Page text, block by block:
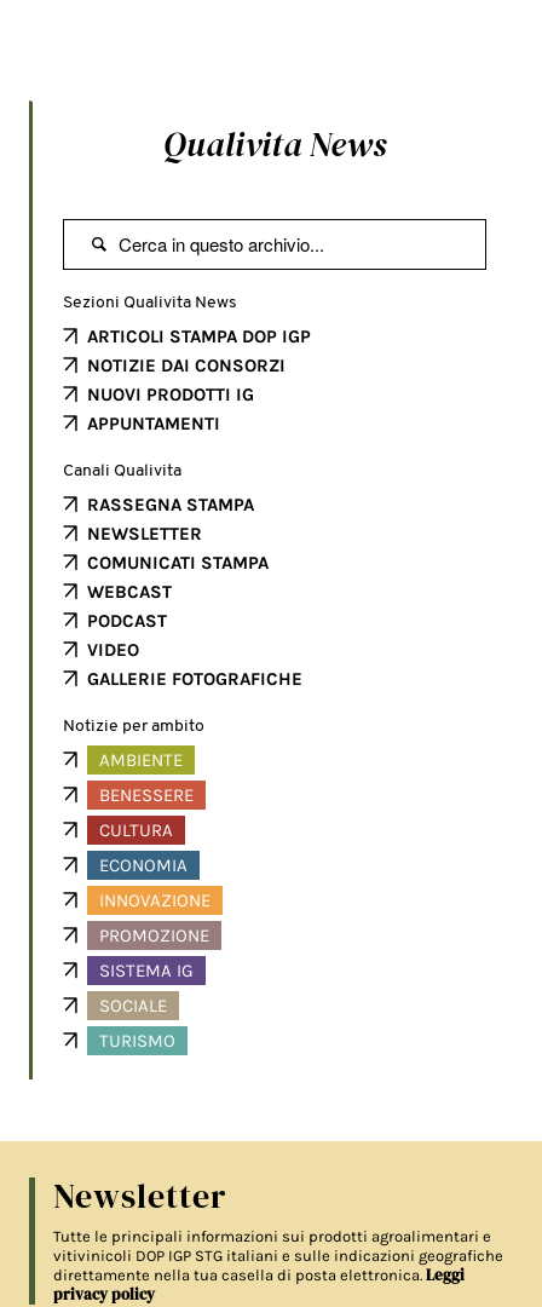
Qualivita News

Sezioni Qualivita News
ARTICOLI STAMPA DOP IGP
NOTIZIE DAI CONSORZI
NUOVI PRODOTTI IG
APPUNTAMENTI
Canali Qualivita
RASSEGNA STAMPA
NEWSLETTER
COMUNICATI STAMPA
WEBCAST
PODCAST
VIDEO
GALLERIE FOTOGRAFICHE
Notizie per ambito
AMBIENTE
BENESSERE
CULTURA
ECONOMIA
INNOVAZIONE
PROMOZIONE
SISTEMA IG
SOCIALE
TURISMO
Newsletter
Tutte le principali informazioni sui prodotti agroalimentari e
vitivinicoli DOP IGP STG italiani e sulle indicazioni geografiche
direttamente nella tua casella di posta elettronica.Leggi
privacy policy